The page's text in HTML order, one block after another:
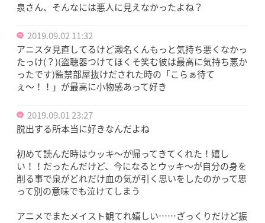
泉さん、そんなには悪人に見えなかったよね？
2019.09.02 11:32
アニスタ見直してるけど瀬名くんもっと気持ち悪くなかっ
たっけ(？)(盗聴器つけてほくそ笑む彼は最高に気持ち悪か
ったです)監禁部屋抜けだされた時の「こらぁ待て
ぇ〜！！」が最高に小物感あって好き
2019.09.01 23:27
脱出する所本当に好きなんだよね
初めて読んだ時はウッキ〜が帰ってきてくれた！嬉し
い！！だったんだけど、今になるとウッキ〜が自分の身を
削る事で泉がどれだけ血の気が引く思いをしたのかって思
って別の意味でも泣けてしまう
アニメでまたメイスト観てれ嬉しい……ざっくりだけど振